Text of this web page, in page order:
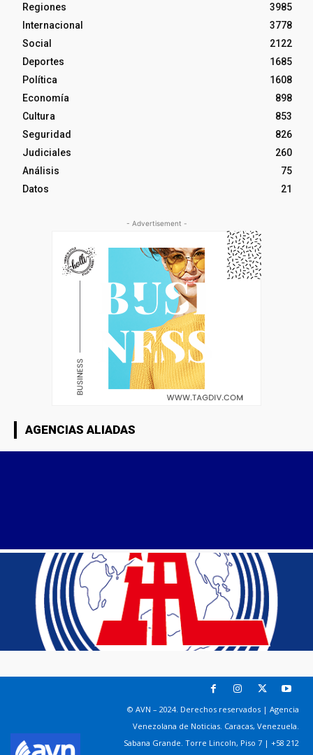
Regiones
3985
Internacional
3778
Social
2122
Deportes
1685
Política
1608
Economía
898
Cultura
853
Seguridad
826
Judiciales
260
Análisis
75
Datos
21
- Advertisement -
AGENCIAS ALIADAS
© AVN – 2024. Derechos reservados | Agencia
Venezolana de Noticias. Caracas, Venezuela.
Sabana Grande. Torre Lincoln, Piso 7 | +58 212